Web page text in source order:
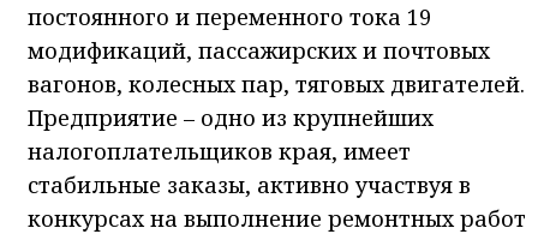
постоянного и переменного тока 19
модификаций, пассажирских и почтовых
вагонов, колесных пар, тяговых двигателей.
Предприятие – одно из крупнейших
налогоплательщиков края, имеет
стабильные заказы, активно участвуя в
конкурсах на выполнение ремонтных работ